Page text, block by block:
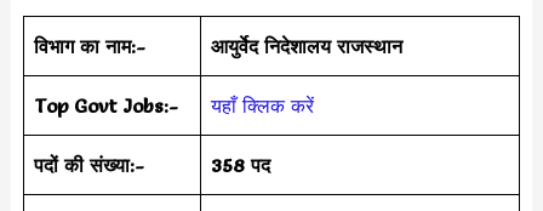
विभाग का नाम:- आयुर्वेद निदेशालय राजस्थान
Top Govt Jobs:- यहाँ क्लिक करें
पदों की संख्या:- 358 पद